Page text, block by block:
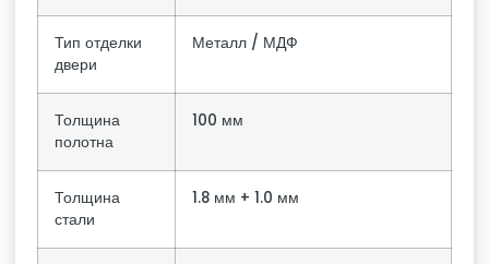
Тип отделки
двери
Металл / МДФ
Толщина
полотна
100 мм
Толщина
стали
1.8 мм + 1.0 мм